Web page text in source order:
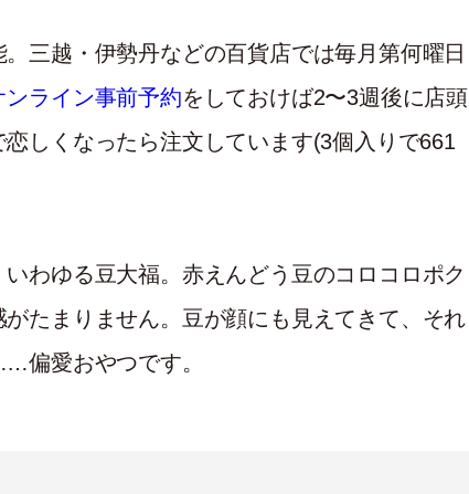
三越・伊勢丹などの百貨店では毎月第何曜日
ンライン事前予約をしておけば2〜3週後に店頭
しくなったら注文しています(3個入りで661
わゆる豆大福。赤えんどう豆のコロコロポク
たまりません。豆が顔にも見えてきて、それ
偏愛おやつです。